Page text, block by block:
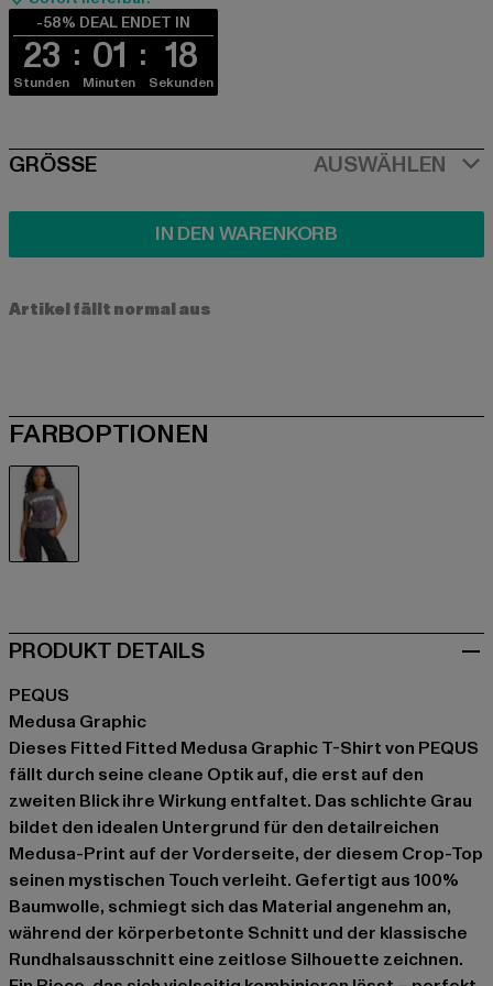
-58% DEAL ENDET IN
23
Stunden
01
Minuten
18
Sekunden
SIZE
GRÖSSE AUSWÄHLEN
IN DEN WARENKORB
Artikel fällt normal aus
FARBOPTIONEN
PRODUKT DETAILS
PEQUS
Medusa Graphic
Dieses Fitted Fitted Medusa Graphic T-Shirt von PEQUS
fällt durch seine cleane Optik auf, die erst auf den
zweiten Blick ihre Wirkung entfaltet. Das schlichte Grau
bildet den idealen Untergrund für den detailreichen
Medusa-Print auf der Vorderseite, der diesem Crop-Top
seinen mystischen Touch verleiht. Gefertigt aus 100%
Baumwolle, schmiegt sich das Material angenehm an,
während der körperbetonte Schnitt und der klassische
Rundhalsausschnitt eine zeitlose Silhouette zeichnen.